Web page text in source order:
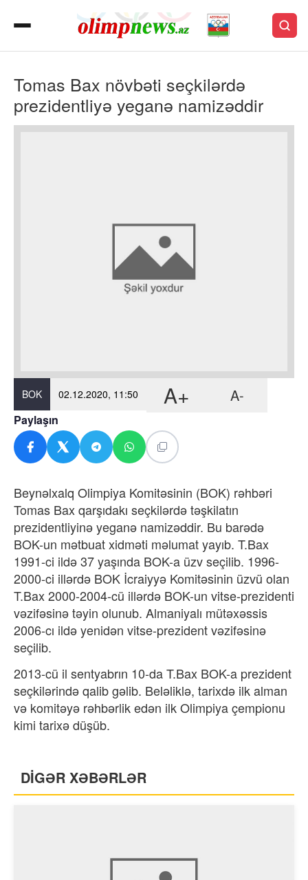
Tomas Bax növbəti seçkilərdə
prezidentliyə yeganə namizəddir
BOK 02.12.2020, 11:50 A+ A-
Paylaşın
Beynəlxalq Olimpiya Komitəsinin (BOK) rəhbəri
Tomas Bax qarşıdakı seçkilərdə təşkilatın
prezidentliyinə yeganə namizəddir. Bu barədə
BOK-un mətbuat xidməti məlumat yayıb. T.Bax
1991-ci ildə 37 yaşında BOK-a üzv seçilib. 1996-
2000-ci illərdə BOK İcraiyyə Komitəsinin üzvü olan
T.Bax 2000-2004-cü illərdə BOK-un vitse-prezidenti
vəzifəsinə təyin olunub. Almaniyalı mütəxəssis
2006-cı ildə yenidən vitse-prezident vəzifəsinə
seçilib.
2013-cü il sentyabrın 10-da T.Bax BOK-a prezident
seçkilərində qalib gəlib. Beləliklə, tarixdə ilk alman
və komitəyə rəhbərlik edən ilk Olimpiya çempionu
kimi tarixə düşüb.
DİGƏR XƏBƏRLƏR